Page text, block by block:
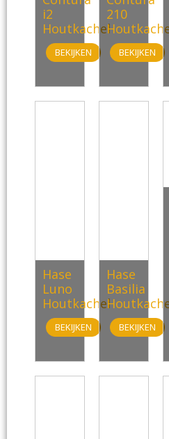
i2
Houtkachel
BEKIJKEN
210
BEKIJKEN
Hase
Luno
Houtkachel
BEKIJKEN
Hase
Basilia
BEKIJKEN